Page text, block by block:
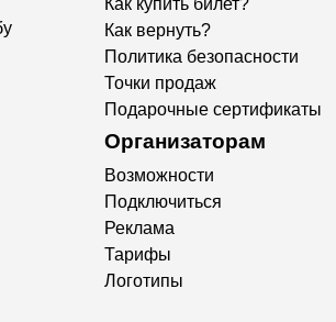
Как вернуть?
Политика безопасности
Точки продаж
Подарочные сертификаты
Организаторам
Возможности
Подключиться
Реклама
Тарифы
Логотипы